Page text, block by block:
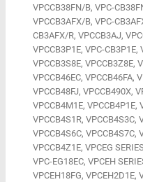
VPCCB38FN/B, VPC-
VPCCB3AFX/B, VPC-
CB3AFX/R, VPCCB3AJ,
VPCCB3P1E, VPC-CB3P1E,
VPCCB3S8E, VPCCB3Z8E,
VPCCB46EC, VPCCB46FA,
VPCCB48FJ, VPCCB490X,
VPCCB4M1E, VPCCB4P1E,
VPCCB4S1R, VPCCB4S3C,
VPCCB4S6C, VPCCB4S7C,
VPCCB4Z1E, VPCEG
VPC-EG18EC, VPCEH
VPCEH18FG, VPCEH2D1E,